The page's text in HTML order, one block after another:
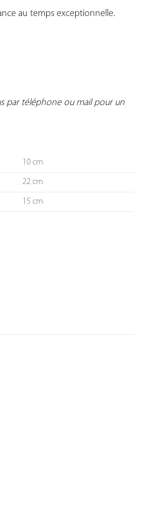
au temps exceptionnelle.
par téléphone ou mail pour un
10 cm
22 cm
15 cm